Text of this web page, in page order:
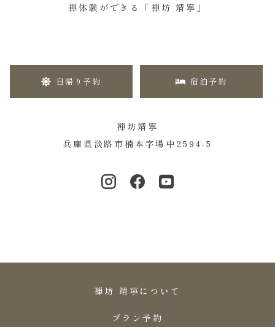
禅体験ができる「禅坊 靖寧」
日帰り予約 宿泊予約
禅坊靖寧
兵庫県淡路市楠本字場中2594-5
禅坊 靖寧について
プラン予約